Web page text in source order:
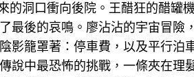
的洞口衝向後院。王醋狂的醋罐
最後的哀鳴。廖沾沾的宇宙冒險
影籠罩著：停車費，以及平行泊
說中最恐怖的挑戰，一條夾在理